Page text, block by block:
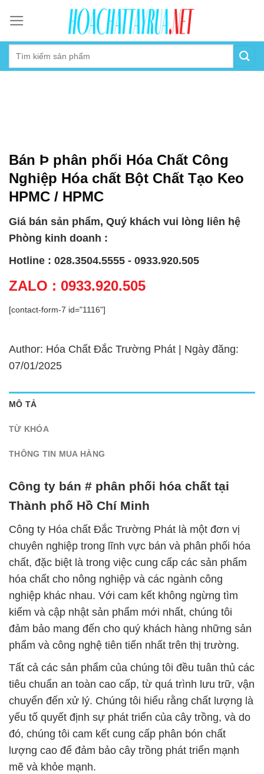
content
Bán Þ phân phối Hóa Chất Công
Nghiệp Hóa chất Bột Chất Tạo Keo
HPMC / HPMC
Giá bán sản phẩm, Quý khách vui lòng liên hệ
Phòng kinh doanh :
Hotline : 028.3504.5555 - 0933.920.505
ZALO : 0933.920.505
[contact-form-7 id="1116"]
Author: Hóa Chất Đắc Trường Phát | Ngày đăng:
07/01/2025
MÔ TẢ
TỪ KHÓA
THÔNG TIN MUA HÀNG
Công ty bán # phân phối hóa chất tại
Thành phố Hồ Chí Minh
Công ty Hóa chất Đắc Trường Phát là một đơn vị
chuyên nghiệp trong lĩnh vực bán và phân phối hóa
chất, đặc biệt là trong việc cung cấp các sản phẩm
hóa chất cho nông nghiệp và các ngành công
nghiệp khác nhau. Với cam kết không ngừng tìm
kiếm và cập nhật sản phẩm mới nhất, chúng tôi
đảm bảo mang đến cho quý khách hàng những sản
phẩm và công nghệ tiên tiến nhất trên thị trường.
Tất cả các sản phẩm của chúng tôi đều tuân thủ các
tiêu chuẩn an toàn cao cấp, từ quá trình lưu trữ, vận
chuyển đến xử lý. Chúng tôi hiểu rằng chất lượng là
yếu tố quyết định sự phát triển của cây trồng, và do
đó, chúng tôi cam kết cung cấp phân bón chất
lượng cao để đảm bảo cây trồng phát triển mạnh
mẽ và khỏe mạnh.